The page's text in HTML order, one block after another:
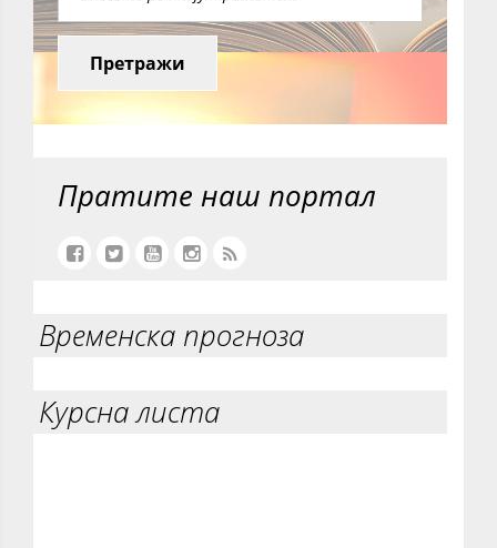
Претражи
Пратите наш портал
Временска прогноза
Курсна листа